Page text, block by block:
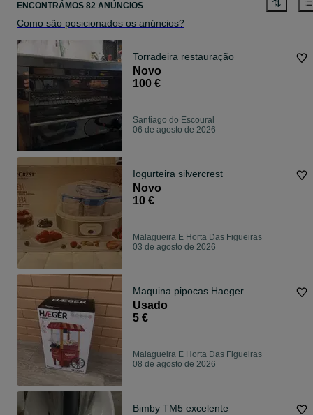
ENCONTRÁMOS 82 ANÚNCIOS
Como são posicionados os anúncios?
Torradeira restauração
Novo
100 €
Santiago do Escoural
06 de agosto de 2026
Iogurteira silvercrest
Novo
10 €
Malagueira E Horta Das Figueiras
03 de agosto de 2026
Maquina pipocas Haeger
Usado
5 €
Malagueira E Horta Das Figueiras
08 de agosto de 2026
Bimby TM5 excelente